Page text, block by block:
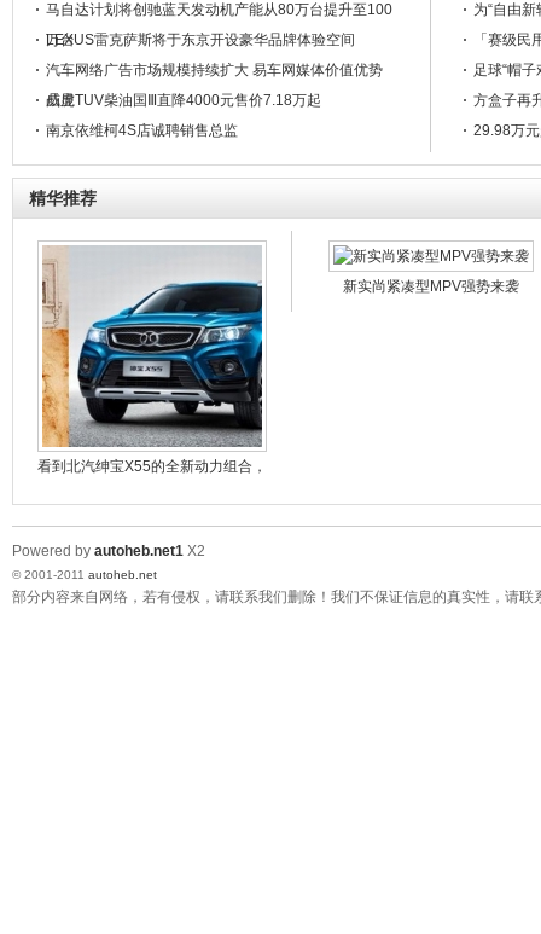
马自达计划将创驰蓝天发动机产能从80万台提升至100
万台
LEXUS雷克萨斯将于东京开设豪华品牌体验空间
汽车网络广告市场规模持续扩大 易车网媒体价值优势
凸显
威虎TUV柴油国Ⅲ直降4000元售价7.18万起
南京依维柯4S店诚聘销售总监
江淮和悦RS，以过硬实力攻略政采市场
福田蒙派克成中日韩青少会“赛事与运动员专用车”
长安商用服务10周年 --保定雄县站
风行全系车市夺双冠王
郑州日产举行20周年庆典
慧眼识车 15万预算巧选SUV“实用派”
浪漫七夕好伴侣 利亚纳a+为爱筑家
长安商用亲情服务10周年 感恩回馈活动--保定市易县
站
长安睿骋昌黎站媒体品鉴会圆满成功
为“自由
「赛级
足球“帽
方盒子再
29.98万
精华推荐
看到北汽绅宝X55的全新动力组合，
新实尚紧凑型MPV强势来袭
Powered by autoheb.net1 X2
© 2001-2011 autoheb.net
部分内容来自网络，若有侵权，请联系我们删除！我们不保证信息的真实性，请联